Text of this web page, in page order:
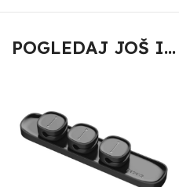
POGLEDAJ JOŠ I...